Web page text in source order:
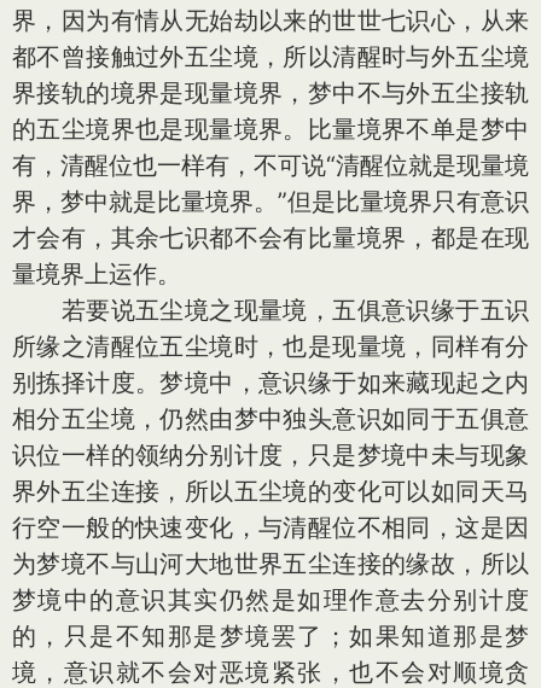
界，因为有情从无始劫以来的世世七识心，从来
都不曾接触过外五尘境，所以清醒时与外五尘境
界接轨的境界是现量境界，梦中不与外五尘接轨
的五尘境界也是现量境界。比量境界不单是梦中
有，清醒位也一样有，不可说“清醒位就是现量境
界，梦中就是比量境界。”但是比量境界只有意识
才会有，其余七识都不会有比量境界，都是在现
量境界上运作。
若要说五尘境之现量境，五俱意识缘于五识
所缘之清醒位五尘境时，也是现量境，同样有分
别拣择计度。梦境中，意识缘于如来藏现起之内
相分五尘境，仍然由梦中独头意识如同于五俱意
识位一样的领纳分别计度，只是梦境中未与现象
界外五尘连接，所以五尘境的变化可以如同天马
行空一般的快速变化，与清醒位不相同，这是因
为梦境不与山河大地世界五尘连接的缘故，所以
梦境中的意识其实仍然是如理作意去分别计度
的，只是不知那是梦境罢了；如果知道那是梦
境，意识就不会对恶境紧张，也不会对顺境贪